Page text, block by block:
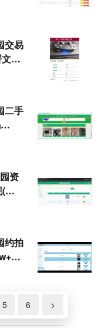
交易
档
二手
资
源
约拍
部
5 6 >